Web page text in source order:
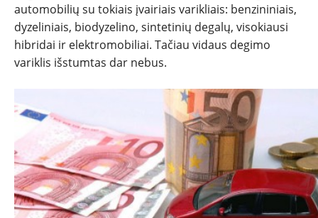
automobilių su tokiais įvairiais varikliais: benzininiais,
dyzeliniais, biodyzelino, sintetinių degalų, visokiausi
hibridai ir elektromobiliai. Tačiau vidaus degimo
variklis išstumtas dar nebus.